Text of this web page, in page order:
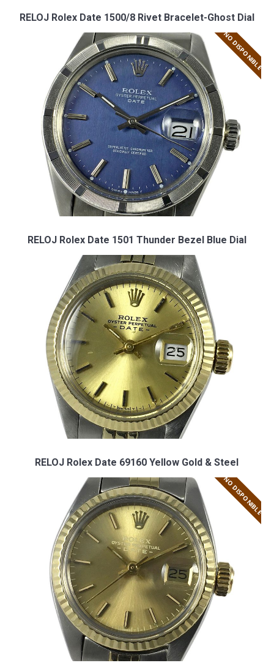
RELOJ Rolex Date 1500/8 Rivet Bracelet-Ghost Dial
NO DISPONIBLE
RELOJ Rolex Date 1501 Thunder Bezel Blue Dial
RELOJ Rolex Date 69160 Yellow Gold & Steel
NO DISPONIBLE